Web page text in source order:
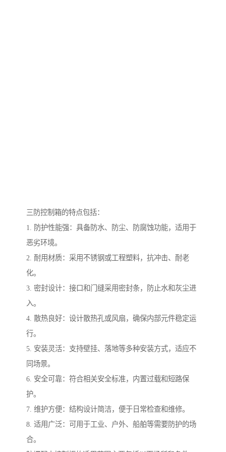
三防控制箱的特点包括：
1. 防护性能强：具备防水、防尘、防腐蚀功能，适用于
恶劣环境。
2. 耐用材质：采用不锈钢或工程塑料，抗冲击、耐老
化。
3. 密封设计：接口和门缝采用密封条，防止水和灰尘进
入。
4. 散热良好：设计散热孔或风扇，确保内部元件稳定运
行。
5. 安装灵活：支持壁挂、落地等多种安装方式，适应不
同场景。
6. 安全可靠：符合相关安全标准，内置过载和短路保
护。
7. 维护方便：结构设计简洁，便于日常检查和维修。
8. 适用广泛：可用于工业、户外、船舶等需要防护的场
合。